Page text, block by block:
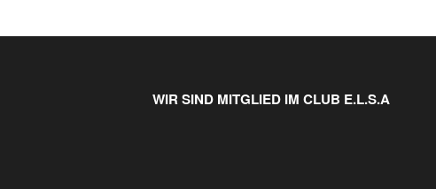
WIR SIND MITGLIED IM CLUB E.L.S.A